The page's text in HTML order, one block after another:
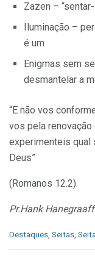
Zazen –
Iluminação –
é um
Enigmas sem
desmantelar a
“E não vos
vos pela
experimenteis qual
Deus”
(Romanos 12.2).
Pr.Hank Hanegraaff
C
Destaques, Seitas,